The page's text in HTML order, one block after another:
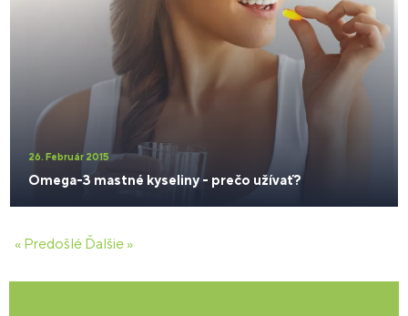
26. Február 2015
Omega-3 mastné kyseliny - prečo užívať?
« Predošlé Ďalšie »